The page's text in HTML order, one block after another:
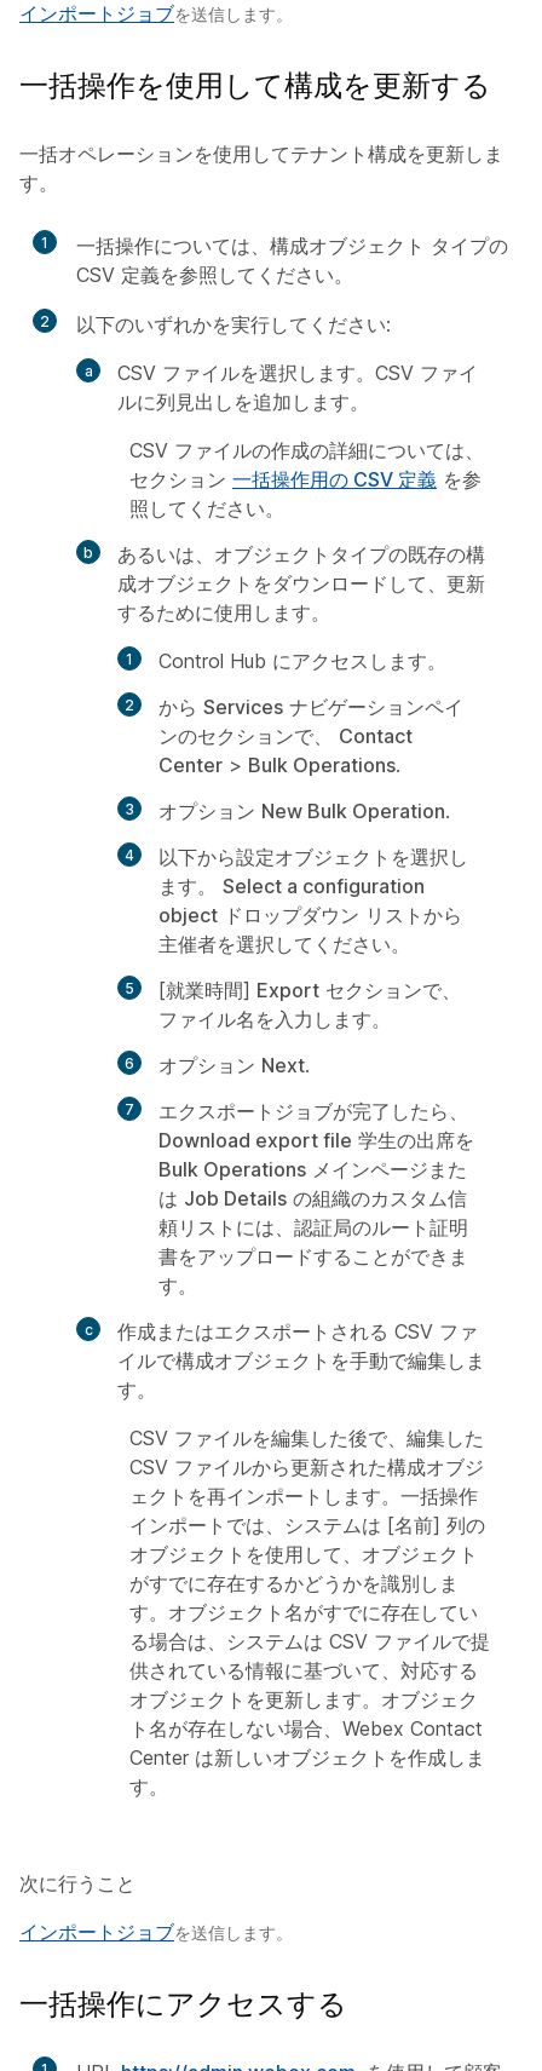
インポートジョブを送信します。
一括操作を使用して構成を更新する
一括オペレーションを使用してテナント構成を更新しま
す。
1
一括操作については、構成オブジェクト タイプの
CSV 定義を参照してください。
2
以下のいずれかを実行してください:
CSV ファイルを選択します。CSV ファイ
ルに列見出しを追加します。
CSV ファイルの作成の詳細については、
セクション 一括操作用の CSV 定義 を参
照してください。
あるいは、オブジェクトタイプの既存の構
成オブジェクトをダウンロードして、更新
するために使用します。
Control Hub にアクセスします。
から Services ナビゲーションペイ
ンのセクションで、 Contact
Center > Bulk Operations.
オプション New Bulk Operation.
以下から設定オブジェクトを選択し
ます。 Select a configuration
object ドロップダウン リストから
主催者を選択してください。
[就業時間] Export セクションで、
ファイル名を入力します。
オプション Next.
エクスポートジョブが完了したら、
Download export file 学生の出席を
Bulk Operations メインページまた
は Job Details の組織のカスタム信
頼リストには、認証局のルート証明
書をアップロードすることができま
す。
作成またはエクスポートされる CSV ファ
イルで構成オブジェクトを手動で編集しま
す。
CSV ファイルを編集した後で、編集した
CSV ファイルから更新された構成オブジ
ェクトを再インポートします。一括操作
インポートでは、システムは [名前] 列の
オブジェクトを使用して、オブジェクト
がすでに存在するかどうかを識別しま
す。オブジェクト名がすでに存在してい
る場合は、システムは CSV ファイルで提
供されている情報に基づいて、対応する
オブジェクトを更新します。オブジェク
ト名が存在しない場合、Webex Contact
Center は新しいオブジェクトを作成しま
す。
次に行うこと
インポートジョブを送信します。
一括操作にアクセスする